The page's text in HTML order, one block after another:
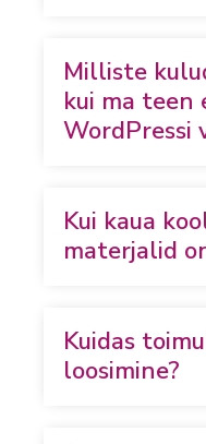
Milliste
kui ma teen
WordPressi
Kui kaua
materjalid
Kuidas
loosimine?